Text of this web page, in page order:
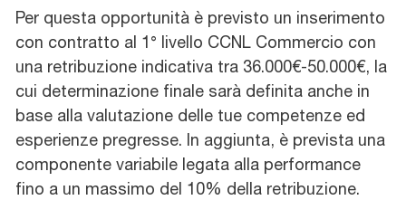
Per questa opportunità è previsto un inserimento
con contratto al 1° livello CCNL Commercio con
una retribuzione indicativa tra 36.000€-50.000€, la
cui determinazione finale sarà definita anche in
base alla valutazione delle tue competenze ed
esperienze pregresse. In aggiunta, è prevista una
componente variabile legata alla performance
fino a un massimo del 10% della retribuzione.